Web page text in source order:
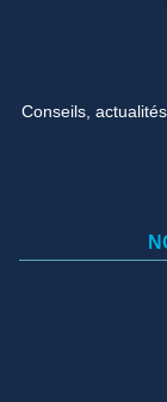
Conseils,